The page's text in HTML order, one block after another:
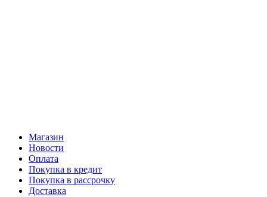
Магазин
Новости
Оплата
Покупка в кредит
Покупка в рассрочку
Доставка